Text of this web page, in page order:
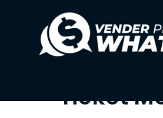
PALAVRA-
Início »Aumento De
Tag:
Ticket